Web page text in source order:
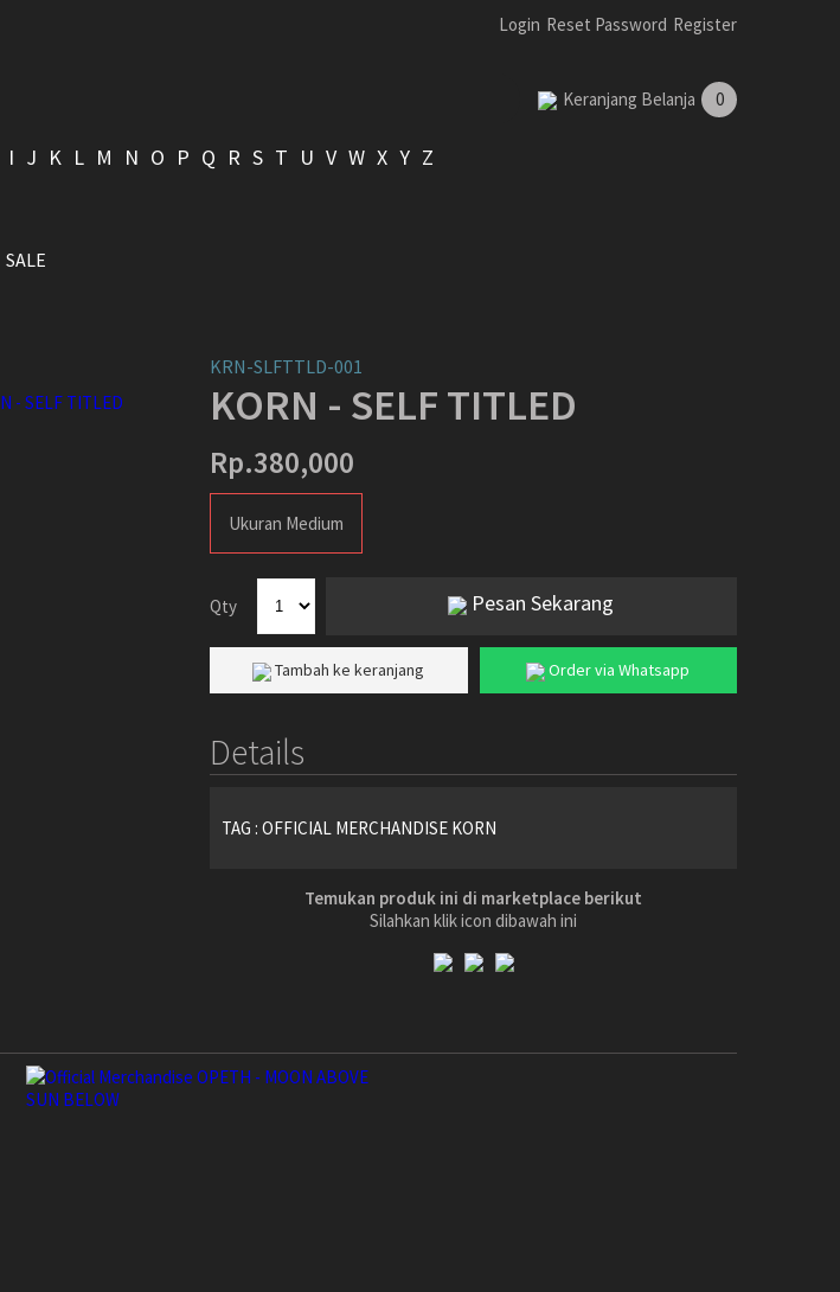
Login Reset Password Register
Keranjang Belanja 0
I J K L M N O P Q R S T U V W X Y Z
SALE
KRN-SLFTTLD-001
KORN - SELF TITLED
Rp.380,000
Ukuran Medium
Qty Pesan Sekarang
Tambah ke keranjang Order via Whatsapp
Details
TAG : OFFICIAL MERCHANDISE KORN
Temukan produk ini di marketplace berikut
Silahkan klik icon dibawah ini